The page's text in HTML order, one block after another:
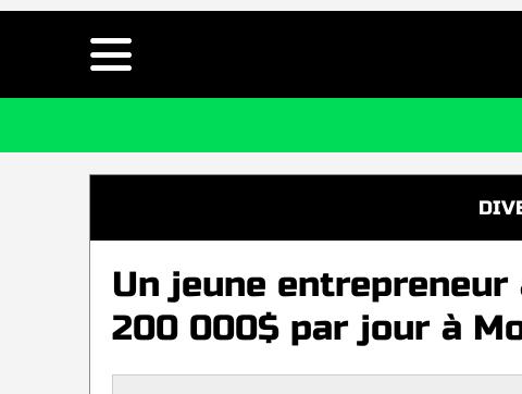
Un jeune
200 000$ par jour à